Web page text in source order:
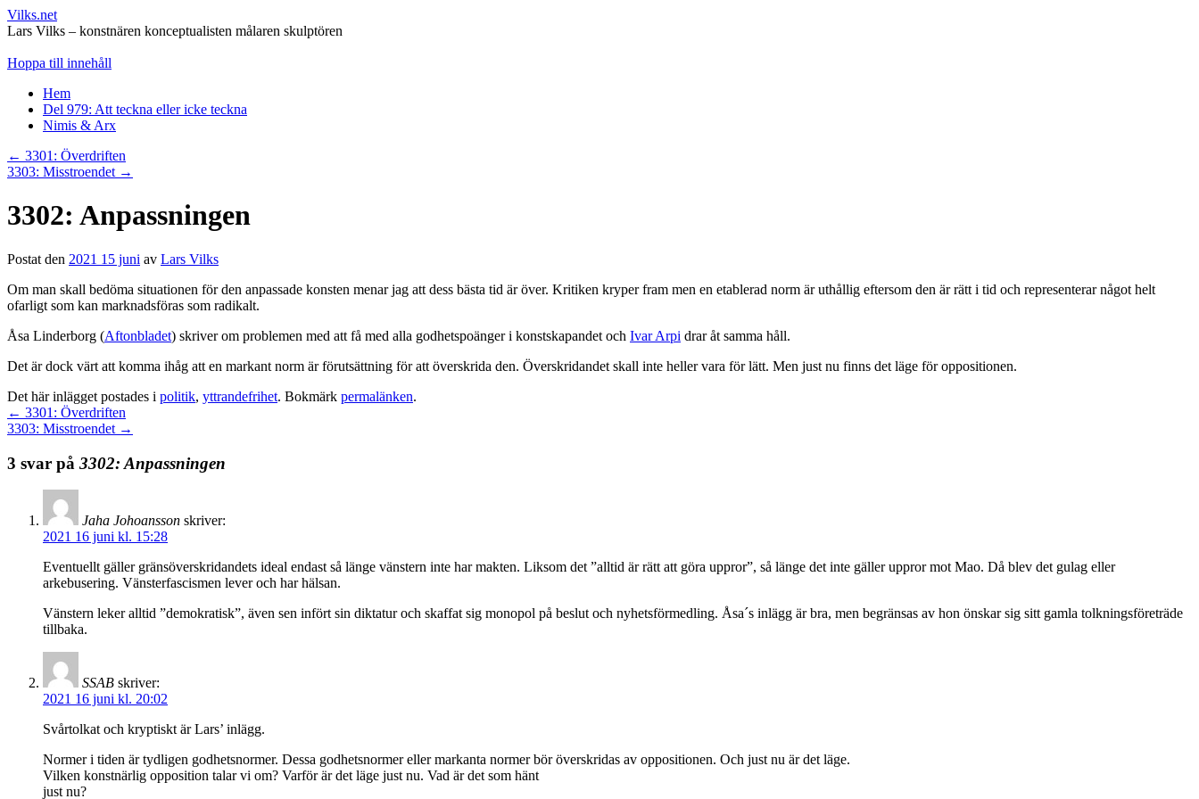
Vilks.net
Lars Vilks – konstnären konceptualisten målaren skulptören
Hoppa till innehåll
Hem
Del 979: Att teckna eller icke teckna
Nimis & Arx
← 3301: Överdriften
3303: Misstroendet →
3302: Anpassningen
Postat den 2021 15 juni av Lars Vilks
Om man skall bedöma situationen för den anpassade konsten menar jag att dess bästa tid är över. Kritiken kryper fram men en etablerad norm är uthållig eftersom den är rätt i tid och representerar något helt
ofarligt som kan marknadsföras som radikalt.
Åsa Linderborg (Aftonbladet) skriver om problemen med att få med alla godhetspoänger i konstskapandet och Ivar Arpi drar åt samma håll.
Det är dock värt att komma ihåg att en markant norm är förutsättning för att överskrida den. Överskridandet skall inte heller vara för lätt. Men just nu finns det läge för oppositionen.
Det här inlägget postades i politik, yttrandefrihet. Bokmärk permalänken.
← 3301: Överdriften
3303: Misstroendet →
3 svar på 3302: Anpassningen
Jaha Johoansson skriver:
2021 16 juni kl. 15:28
Eventuellt gäller gränsöverskridandets ideal endast så länge vänstern inte har makten. Liksom det ”alltid är rätt att göra uppror”, så länge det inte gäller uppror mot Mao. Då blev det gulag eller
arkebusering. Vänsterfascismen lever och har hälsan.
Vänstern leker alltid ”demokratisk”, även sen infört sin diktatur och skaffat sig monopol på beslut och nyhetsförmedling. Åsa´s inlägg är bra, men begränsas av hon önskar sig sitt gamla tolkningsföreträde
tillbaka.
SSAB skriver:
2021 16 juni kl. 20:02
Svårtolkat och kryptiskt är Lars’ inlägg.
Normer i tiden är tydligen godhetsnormer. Dessa godhetsnormer eller markanta normer bör överskridas av oppositionen. Och just nu är det läge.
Vilken konstnärlig opposition talar vi om? Varför är det läge just nu. Vad är det som hänt
just nu?